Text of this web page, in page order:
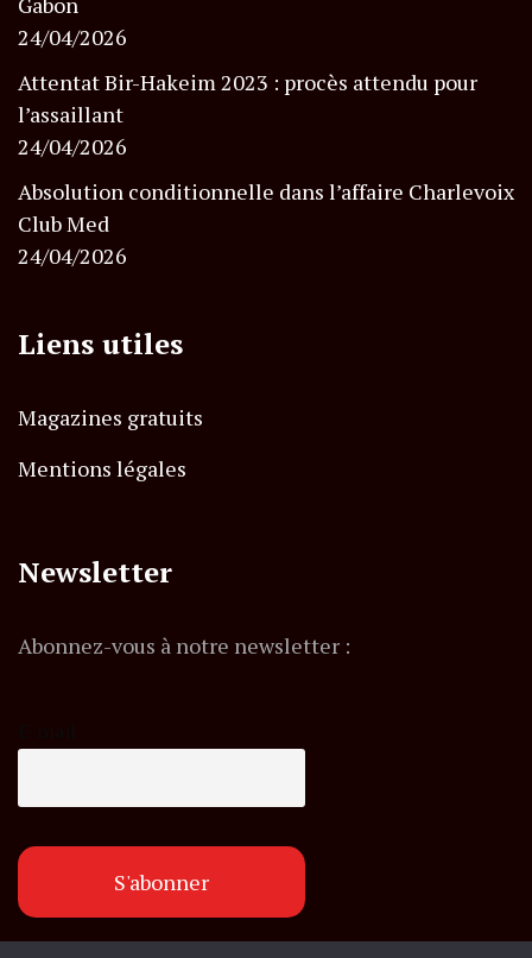
24/04/2026
Attentat Bir-Hakeim 2023 : procès attendu pour
l’assaillant
24/04/2026
Absolution conditionnelle dans l’affaire Charlevoix
Club Med
24/04/2026
Liens utiles
Magazines gratuits
Mentions légales
Newsletter
Abonnez-vous à notre newsletter :